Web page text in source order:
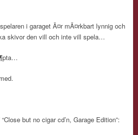
i garaget Ã¤r mÃ¤rkbart lynnig och
skivor den vill och inte vill spela…
but no cigar cd’n, Garage Edition”: